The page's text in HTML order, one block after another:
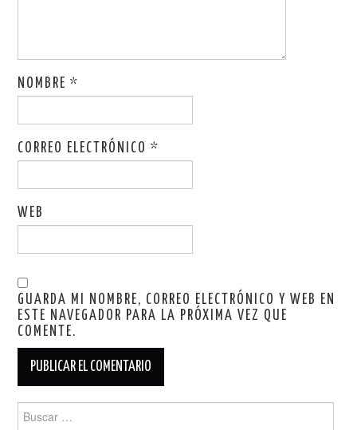
NOMBRE*
CORREO ELECTRÓNICO*
WEB
GUARDA MI NOMBRE, CORREO ELECTRÓNICO Y WEB EN
ESTE NAVEGADOR PARA LA PRÓXIMA VEZ QUE
COMENTE.